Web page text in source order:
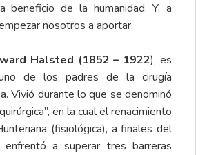
beneficio de la humanidad. Y, a
nosotros a aportar.
Halsted (1852 – 1922), es
de los padres de la cirugía
Vivió durante lo que se denominó
en la cual el renacimiento
(fisiológica), a finales del
a superar tres barreras